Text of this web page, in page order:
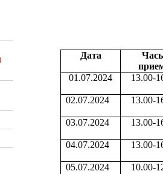
Дата
01.07.2024
13.00-
02.07.2024 13.00-
03.07.2024 13.00-
04.07.2024 13.00-
05.07.2024 10.00-